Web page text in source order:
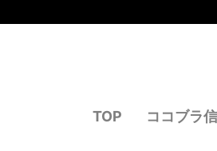
TOP ココブラ